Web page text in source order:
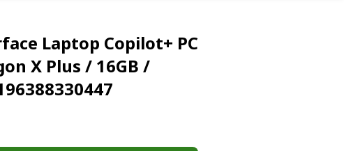
Laptop Copilot+ PC
X Plus / 16GB /